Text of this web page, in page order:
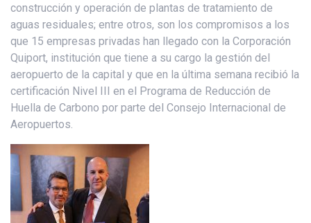
construcción y operación de plantas de tratamiento de
aguas residuales; entre otros, son los compromisos a los
que 15 empresas privadas han llegado con la Corporación
Quiport, institución que tiene a su cargo la gestión del
aeropuerto de la capital y que en la última semana recibió la
certificación Nivel III en el Programa de Reducción de
Huella de Carbono por parte del Consejo Internacional de
Aeropuertos.